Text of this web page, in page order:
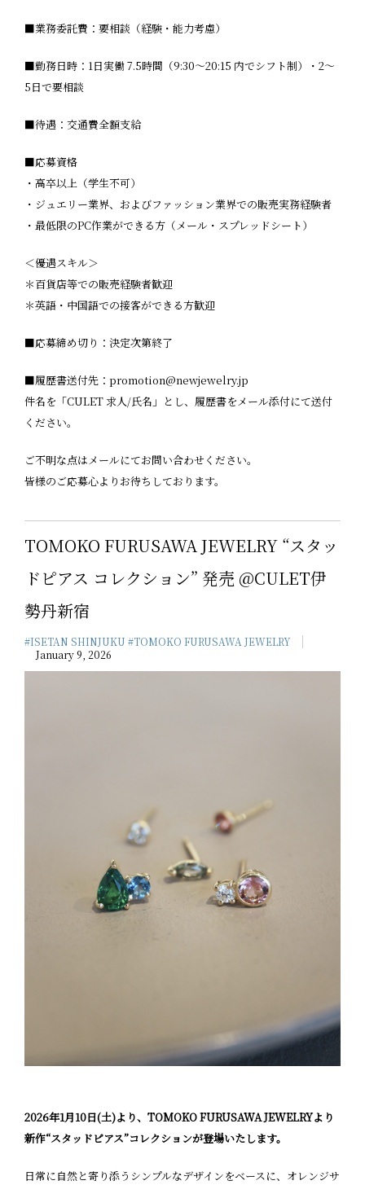
■業務委託費：要相談（経験・能力考慮）
■勤務日時：1日実働 7.5時間（9:30〜20:15 内でシフト制）・2〜
5日で要相談
■待遇：交通費全額支給
■応募資格
・高卒以上（学生不可）
・ジュエリー業界、およびファッション業界での販売実務経験者
・最低限のPC作業ができる方（メール・スプレッドシート）
＜優遇スキル＞
＊百貨店等での販売経験者歓迎
＊英語・中国語での接客ができる方歓迎
■応募締め切り：決定次第終了
■履歴書送付先： promotion@newjewelry.jp
件名を「CULET 求人/氏名」とし、履歴書をメール添付にて送付
ください。
ご不明な点はメールにてお問い合わせください。
皆様のご応募心よりお待ちしております。
TOMOKO FURUSAWA JEWELRY “スタッ
ドピアス コレクション” 発売 @CULET伊
勢丹新宿
#ISETAN SHINJUKU #TOMOKO FURUSAWA JEWELRY
January 9, 2026
2026年1月10日(土)より、TOMOKO FURUSAWA JEWELRYより
新作“スタッドピアス”コレクションが登場いたします。
日常に自然と寄り添うシンプルなデザインをベースに、オレンジサ